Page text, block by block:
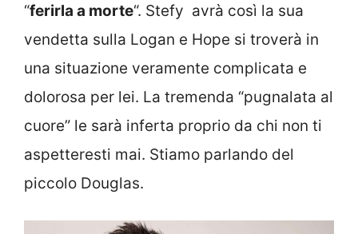
“ferirla a morte“. Stefy avrà così la sua
vendetta sulla Logan e Hope si troverà in
una situazione veramente complicata e
dolorosa per lei. La tremenda “pugnalata al
cuore” le sarà inferta proprio da chi non ti
aspetteresti mai. Stiamo parlando del
piccolo Douglas.